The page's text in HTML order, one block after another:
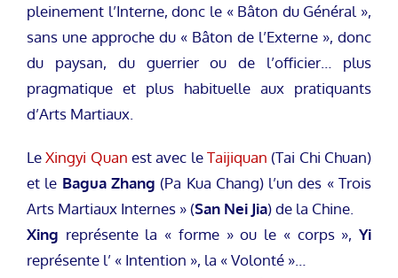
pleinement l’Interne, donc le « Bâton du Général »,
sans une approche du « Bâton de l’Externe », donc
du paysan, du guerrier ou de l’officier… plus
pragmatique et plus habituelle aux pratiquants
d’Arts Martiaux.
LeXingyi Quan est avec leTaijiquan (Tai Chi Chuan)
et le Bagua Zhang (Pa Kua Chang) l’un des « Trois
Arts Martiaux Internes » (San Nei Jia) de la Chine.
Xing représente la « forme » ou le « corps », Yi
représente l’ « Intention », la « Volonté »…